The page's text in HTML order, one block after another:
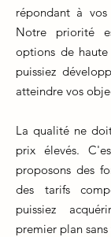
répondant à
Notre priorité
options de
puissiez
atteindre vos
La qualité ne
prix élevés.
proposons des
des tarifs
puissiez
premier plan sans